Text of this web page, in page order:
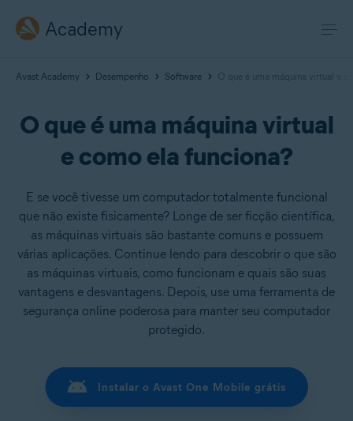
Academy
Avast Academy Desempenho Software O que é uma máquina virtual e
O que é uma máquina virtual
e como ela funciona?
E se você tivesse um computador totalmente funcional
que não existe fisicamente? Longe de ser ficção científica,
as máquinas virtuais são bastante comuns e possuem
várias aplicações. Continue lendo para descobrir o que são
as máquinas virtuais, como funcionam e quais são suas
vantagens e desvantagens. Depois, use uma ferramenta de
segurança online poderosa para manter seu computador
protegido.
Instalar o Avast One Mobile grátis